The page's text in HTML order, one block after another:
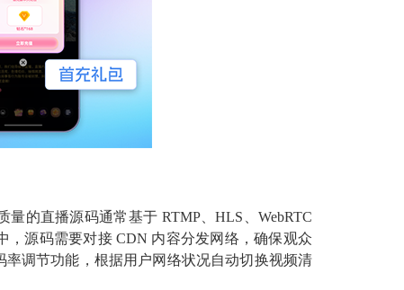
量的直播源码通常基于 RTMP、HLS、WebRTC
源码需要对接 CDN 内容分发网络，确保观众
率调节功能，根据用户网络状况自动切换视频清